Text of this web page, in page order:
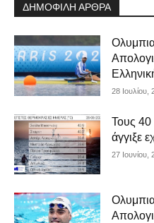
ΔΗΜΟΦΙΛΗ ΑΡΘΡΑ
28 Ιουλίου,
Τους 40
άγγιξε
27 Ιουνίου,